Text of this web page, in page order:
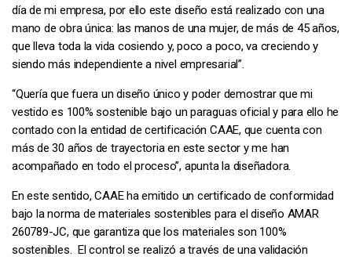
día de mi empresa, por ello este diseño está realizado con una
mano de obra única: las manos de una mujer, de más de 45 años,
que lleva toda la vida cosiendo y, poco a poco, va creciendo y
siendo más independiente a nivel empresarial”.
“Quería que fuera un diseño único y poder demostrar que mi
vestido es 100% sostenible bajo un paraguas oficial y para ello he
contado con la entidad de certificación CAAE, que cuenta con
más de 30 años de trayectoria en este sector y me han
acompañado en todo el proceso”, apunta la diseñadora.
En este sentido, CAAE ha emitido un certificado de conformidad
bajo la norma de materiales sostenibles para el diseño AMAR
260789-JC, que garantiza que los materiales son 100%
sostenibles. El control se realizó a través de una validación